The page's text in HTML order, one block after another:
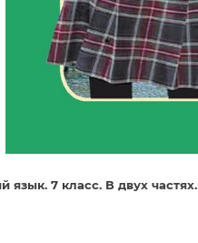
язык. 7 класс. В двух